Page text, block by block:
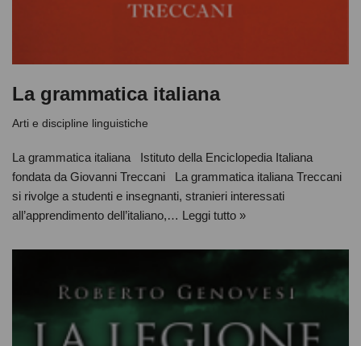
La grammatica italiana
Arti e discipline linguistiche
La grammatica italiana Istituto della Enciclopedia Italiana
fondata da Giovanni Treccani La grammatica italiana Treccani
si rivolge a studenti e insegnanti, stranieri interessati
all’apprendimento dell’italiano,… Leggi tutto »